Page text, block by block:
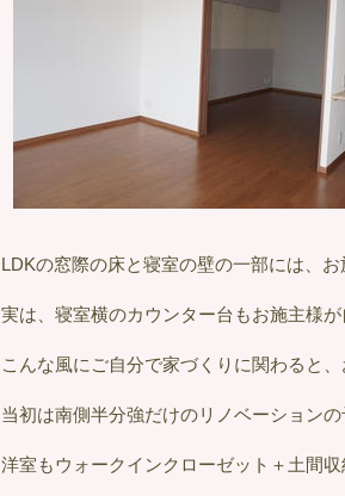
LDKの窓際の床と寝室の壁の一部には、
実は、寝室横のカウンター台もお施主様
こんな風にご自分で家づくりに関わると
当初は南側半分強だけのリノベーション
洋室もウォークインクローゼット＋土間